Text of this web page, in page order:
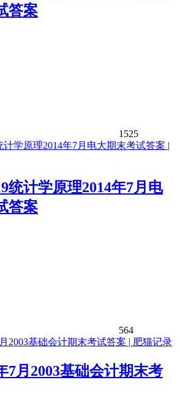
答案
1525
统计学原理2014年7月电
答案
564
7月2003基础会计期末考